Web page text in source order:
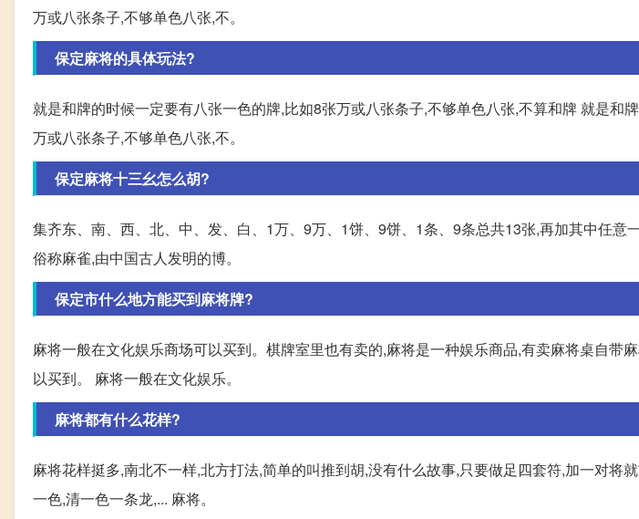
万或八张条子,不够单色八张,不。
保定麻将的具体玩法?
就是和牌的时候一定要有八张一色的牌,比如8张万或八张条子,不够单色八张,不算和牌 就是和
万或八张条子,不够单色八张,不。
保定麻将十三幺怎么胡?
集齐东、南、西、北、中、发、白、1万、9万、1饼、9饼、1条、9条总共13张,再加其中任意
俗称麻雀,由中国古人发明的博。
保定市什么地方能买到麻将牌?
麻将一般在文化娱乐商场可以买到。棋牌室里也有卖的,麻将是一种娱乐商品,有卖麻将桌自带
以买到。 麻将一般在文化娱乐。
麻将都有什么花样?
麻将花样挺多,南北不一样,北方打法,简单的叫推到胡,没有什么故事,只要做足四套符,加一对将
一色,清一色一条龙,... 麻将。